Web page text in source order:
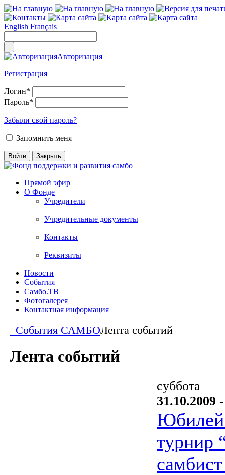
English Français
Авторизация
Регистрация
Логин*
Пароль*
Забыли свой пароль?
Запомнить меня
Прямой эфир
О Фонде
Учредители
Учредительные документы
Контакты
Реквизиты
Новости
События
Самбо.ТВ
Фотогалерея
Контактная информация
События САМБОЛента событий
Лента событий
суббота
31.10.2009